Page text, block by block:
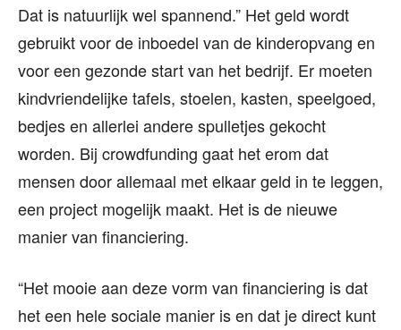
Dat is natuurlijk wel spannend.” Het geld wordt
gebruikt voor de inboedel van de kinderopvang en
voor een gezonde start van het bedrijf. Er moeten
kindvriendelijke tafels, stoelen, kasten, speelgoed,
bedjes en allerlei andere spulletjes gekocht
worden. Bij crowdfunding gaat het erom dat
mensen door allemaal met elkaar geld in te leggen,
een project mogelijk maakt. Het is de nieuwe
manier van financiering.
“Het mooie aan deze vorm van financiering is dat
het een hele sociale manier is en dat je direct kunt